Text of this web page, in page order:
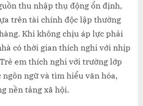
thu nhập thụ động ổn định,
trên tài chính độc lập thường
Khi không chịu áp lực phải
có thời gian thích nghi với nhịp
em thích nghi với trường lớp
ngữ và tìm hiểu văn hóa,
nền tảng xã hội.